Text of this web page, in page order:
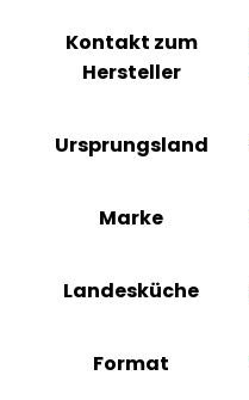
Kontakt zum
Hersteller
Ursprungsland
Marke
Landesküche
Format